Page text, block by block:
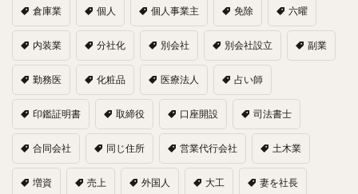
倉庫業 個人 個人事業主 免除 六曜
内装業 分社化 別会社 別会社設立 副業
勤務医 化粧品 医療法人 占い師
印鑑証明書 取締役 口座開設 司法書士
合同会社 同じ住所 営業代行会社 土木業
増資 売上 外国人 大工 妻を社長